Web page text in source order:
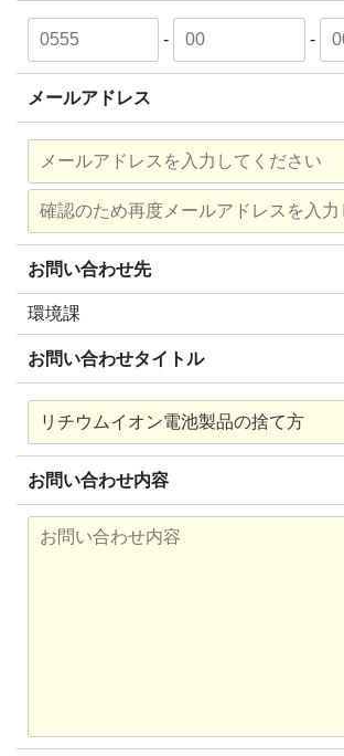
- -
メールアドレス
お問い合わせ先
環境課
お問い合わせタイトル
お問い合わせ内容